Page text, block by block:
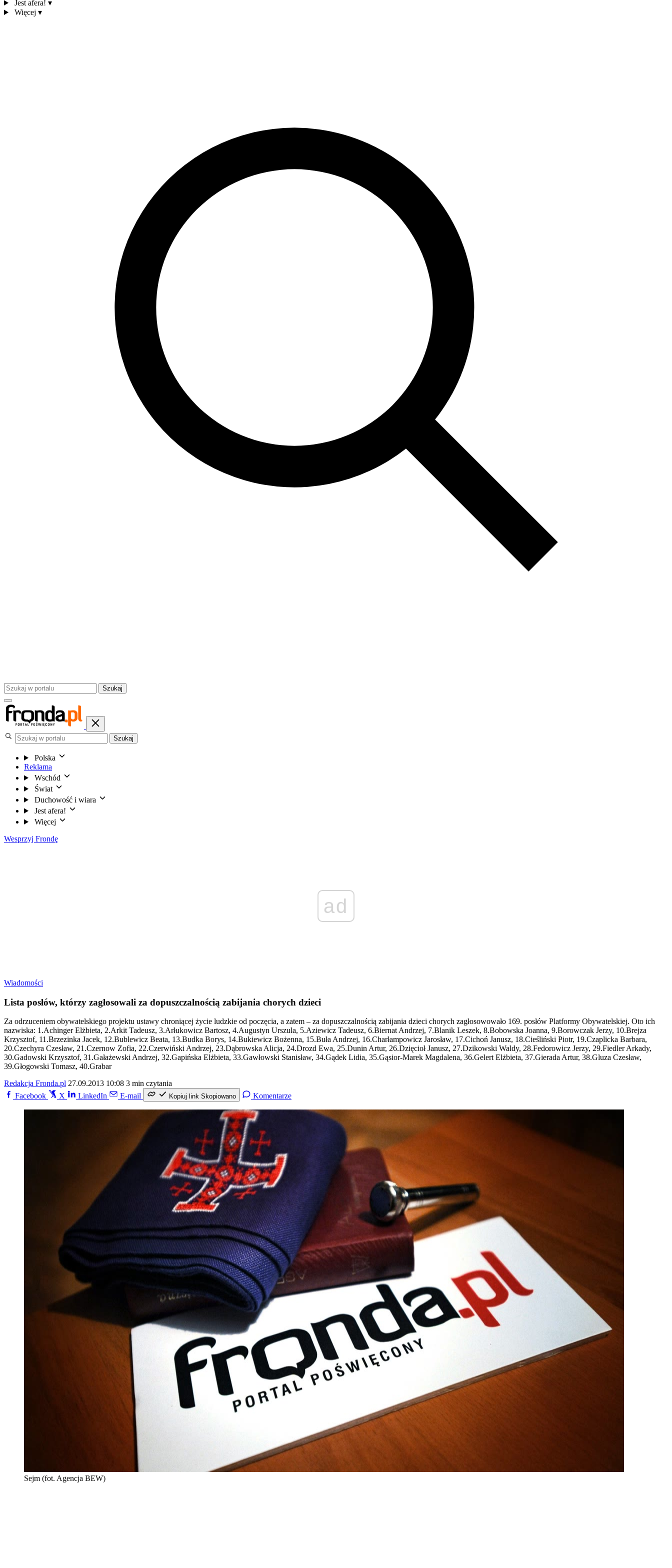
Jest afera! ▾
Więcej ▾
Szukaj
Szukaj
Polska
Reklama
Wschód
Świat
Duchowość i wiara
Jest afera!
Więcej
Wesprzyj Frondę
ad
Wiadomości
Lista posłów, którzy zagłosowali za dopuszczalnością zabijania chorych dzieci
Za odrzuceniem obywatelskiego projektu ustawy chroniącej życie ludzkie od poczęcia, a zatem – za dopuszczalnością zabijania dzieci chorych zagłosowowało 169. posłów Platformy Obywatelskiej. Oto ich
nazwiska: 1.Achinger Elżbieta, 2.Arkit Tadeusz, 3.Arłukowicz Bartosz, 4.Augustyn Urszula, 5.Aziewicz Tadeusz, 6.Biernat Andrzej, 7.Blanik Leszek, 8.Bobowska Joanna, 9.Borowczak Jerzy, 10.Brejza
Krzysztof, 11.Brzezinka Jacek, 12.Bublewicz Beata, 13.Budka Borys, 14.Bukiewicz Bożenna, 15.Buła Andrzej, 16.Charłampowicz Jarosław, 17.Cichoń Janusz, 18.Cieśliński Piotr, 19.Czaplicka Barbara,
20.Czechyra Czesław, 21.Czernow Zofia, 22.Czerwiński Andrzej, 23.Dąbrowska Alicja, 24.Drozd Ewa, 25.Dunin Artur, 26.Dzięcioł Janusz, 27.Dzikowski Waldy, 28.Fedorowicz Jerzy, 29.Fiedler Arkady,
30.Gadowski Krzysztof, 31.Gałażewski Andrzej, 32.Gapińska Elżbieta, 33.Gawłowski Stanisław, 34.Gądek Lidia, 35.Gąsior-Marek Magdalena, 36.Gelert Elżbieta, 37.Gierada Artur, 38.Gluza Czesław,
39.Głogowski Tomasz, 40.Grabar
Redakcja Fronda.pl 27.09.2013 10:08 3 min czytania
Facebook
X LinkedIn E-mail Kopiuj link Skopiowano Komentarze
Sejm (fot. Agencja BEW)